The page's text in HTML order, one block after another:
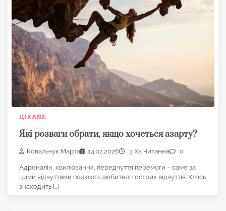
ЦІКАВЕ
Які розваги обрати, якщо хочеться азарту?
Ковальчук Марта 14.02.2026 3 Хв Читання 0
Адреналін, хвилювання, передчуття перемоги – саме за
цими відчуттями полюють любителі гострих відчуттів. Хтось
знаходить […]